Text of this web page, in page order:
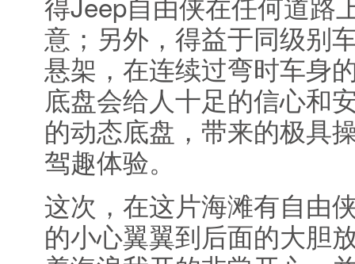
意；另外，得益于同级别
悬架，在连续过弯时车身
底盘会给人十足的信心和
的动态底盘，带来的极具
驾趣体验。
这次，在这片海滩有自由
的小心翼翼到后面的大胆